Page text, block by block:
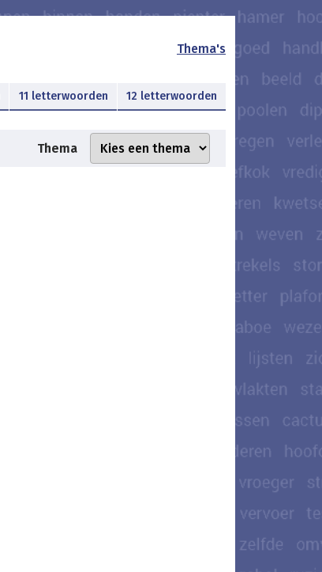
Thema's
11 letterwoorden 12 letterwoorden
Thema